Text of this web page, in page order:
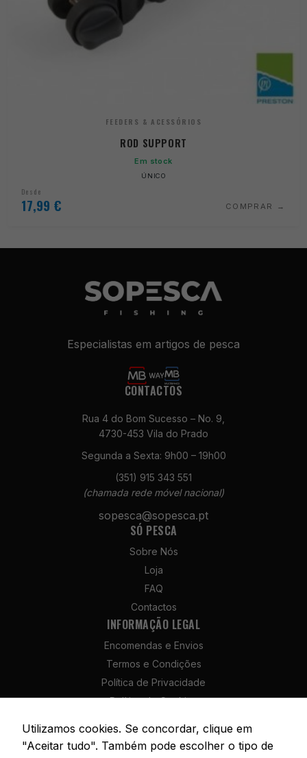
FEEDERS & ACESSÓRIOS
ROD SUPPORT
Em stock
ÚNICO
Desde
17,99 € COMPRAR
Especialistas em artigos de pesca
CONTACTOS
Rua 4 do Bom Sucesso – No. 9,
4730-453 Vila do Prado
Segunda a Sexta: 9h00 – 19h00
(351) 915 343 551
(chamada rede móvel nacional)
sopesca@sopesca.pt
SÓ PESCA
Sobre Nós
Loja
FAQ
Contactos
INFORMAÇÃO LEGAL
Encomendas e Envios
Termos e Condições
Política de Privacidade
Política de Cookies
Livro de Reclamações
Utilizamos cookies. Se concordar, clique em
"Aceitar tudo". Também pode escolher o tipo de
Necessários
Estes cookies
não são
funcionamento
do site.
Estatísticas
Para que
e a estrutura
do site, com